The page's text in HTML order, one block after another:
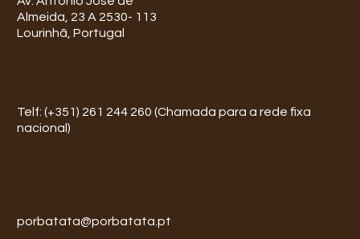
Almeida, 23 A 2530- 113
Lourinhã, Portugal
Telf: (+351) 261 244 260 (Chamada para a rede fixa
nacional)
porbatata@porbatata.pt